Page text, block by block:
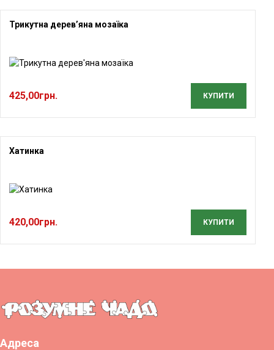
Трикутна дерев’яна мозаїка
425,00грн. КУПИТИ
Хатинка
420,00грн. КУПИТИ
Адреса